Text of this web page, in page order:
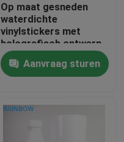
Op maat gesneden
waterdichte
vinylstickers met
holografisch ontwerp
OEM-branding
Kleeflabels voor
cadeautjes en
Aanvraag sturen